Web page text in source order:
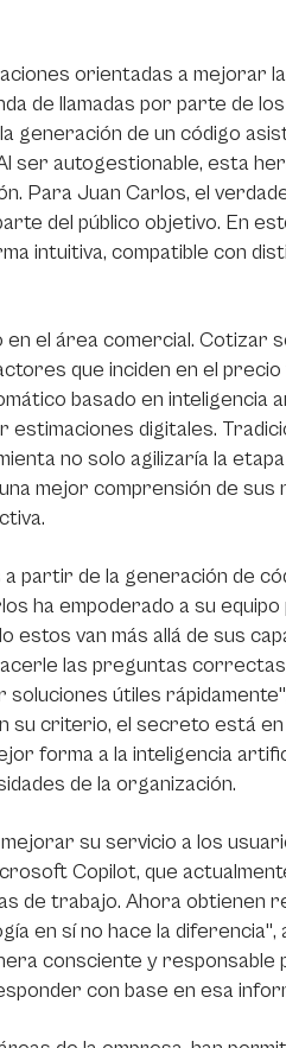
orientadas a mejorar
de llamadas por parte de
generación de un código
ser autogestionable, esta
Para Juan Carlos, el
del público objetivo. En
intuitiva, compatible con
el área comercial. Cotizar
que inciden en el
basado en inteligencia
digitales.
no solo agilizaría la
mejor comprensión de
partir de la generación de
ha empoderado a su
van más allá de sus
las preguntas
útiles
su criterio, el secreto está
forma a la inteligencia
de la organización.
su servicio a los
Copilot, que
de trabajo. Ahora obtienen
en sí no hace la
consciente y responsable
con base en esa